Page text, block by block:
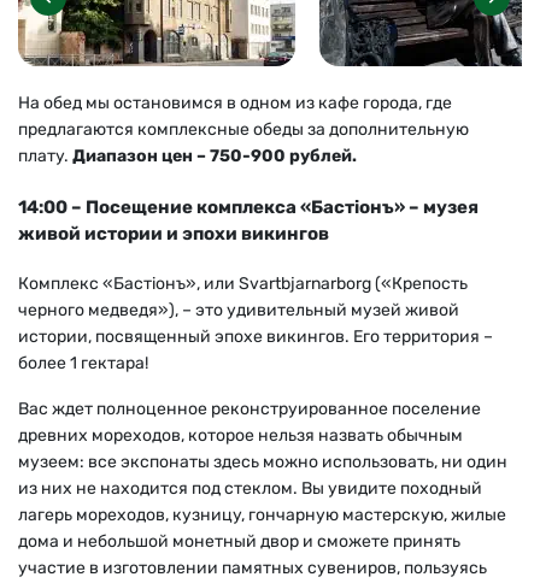
На обед мы остановимся в одном из кафе города, где
предлагаются комплексные обеды за дополнительную
плату. Диапазон цен – 750-900 рублей.
14:00 – Посещение комплекса «Бастiонъ» – музея
живой истории и эпохи викингов
Комплекс «Бастiонъ», или Svartbjarnarborg («Крепость
черного медведя»), – это удивительный музей живой
истории, посвященный эпохе викингов. Его территория –
более 1 гектара!
Вас ждет полноценное реконструированное поселение
древних мореходов, которое нельзя назвать обычным
музеем: все экспонаты здесь можно использовать, ни один
из них не находится под стеклом. Вы увидите походный
лагерь мореходов, кузницу, гончарную мастерскую, жилые
дома и небольшой монетный двор и сможете принять
участие в изготовлении памятных сувениров, пользуясь